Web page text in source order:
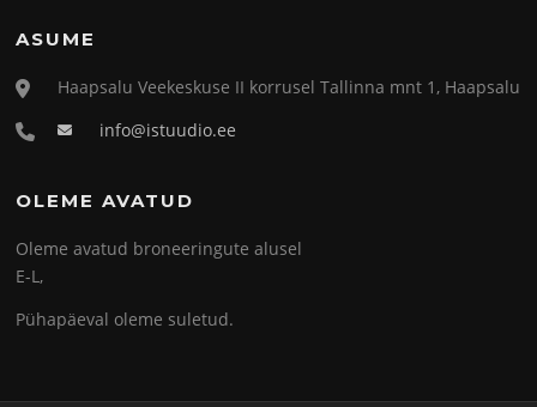
ASUME
Haapsalu Veekeskuse II korrusel Tallinna mnt 1, Haapsalu
info@istuudio.ee
OLEME AVATUD
Oleme avatud broneeringute alusel
E-L,
Pühapäeval oleme suletud.